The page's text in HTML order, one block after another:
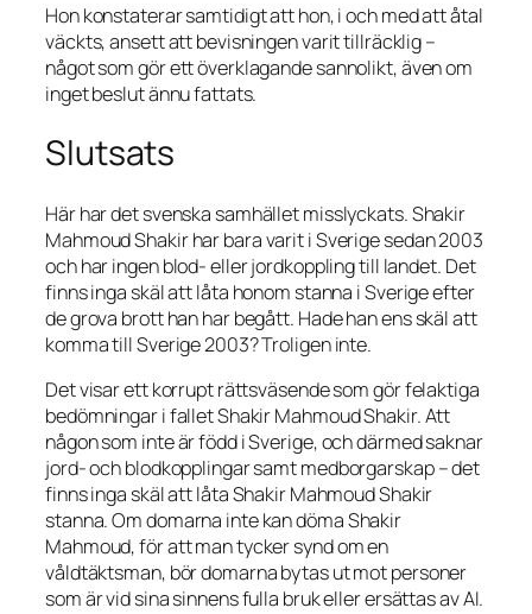
Hon konstaterar samtidigt att hon, i och med att åtal
väckts, ansett att bevisningen varit tillräcklig –
något som gör ett överklagande sannolikt, även om
inget beslut ännu fattats.
Slutsats
Här har det svenska samhället misslyckats. Shakir
Mahmoud Shakir har bara varit i Sverige sedan 2003
och har ingen blod- eller jordkoppling till landet. Det
finns inga skäl att låta honom stanna i Sverige efter
de grova brott han har begått. Hade han ens skäl att
komma till Sverige 2003? Troligen inte.
Det visar ett korrupt rättsväsende som gör felaktiga
bedömningar i fallet Shakir Mahmoud Shakir. Att
någon som inte är född i Sverige, och därmed saknar
jord- och blodkopplingar samt medborgarskap – det
finns inga skäl att låta Shakir Mahmoud Shakir
stanna. Om domarna inte kan döma Shakir
Mahmoud, för att man tycker synd om en
våldtäktsman, bör domarna bytas ut mot personer
som är vid sina sinnens fulla bruk eller ersättas av AI.